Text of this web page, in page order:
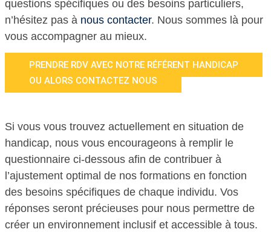
questions spécifiques ou des besoins particuliers,
n’hésitez pas à nous contacter. Nous sommes là pour
vous accompagner au mieux.
PRENDRE RDV AVEC NOTRE RÉFÉRENT HANDICAP
OU ALORS CONTACTEZ NOUS
Si vous vous trouvez actuellement en situation de
handicap, nous vous encourageons à remplir le
questionnaire ci-dessous afin de contribuer à
l’ajustement optimal de nos formations en fonction
des besoins spécifiques de chaque individu. Vos
réponses seront précieuses pour nous permettre de
créer un environnement inclusif et accessible à tous.